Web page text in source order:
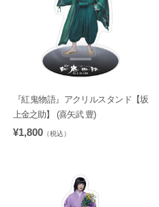
『紅鬼物語』アクリルスタンド【坂
上金之助】 (喜矢武 豊)
¥1,800 （税込）